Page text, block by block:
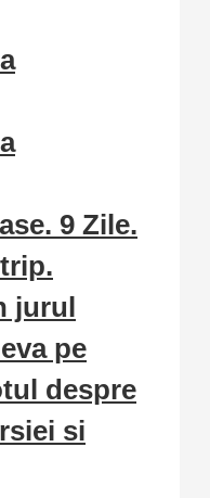
9 Zile.
jurul
pe
despre
si